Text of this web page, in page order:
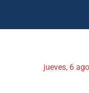
jueves, 6